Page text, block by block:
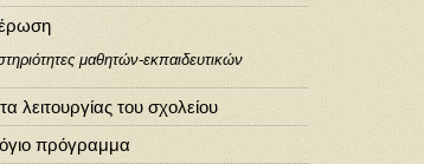
μαθητών-εκπαιδευτικών
λειτουργίας του σχολείου
πρόγραμμα